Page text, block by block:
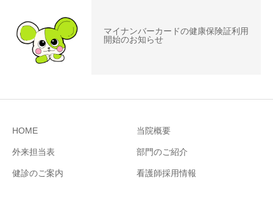
マイナンバーカードの健康保険証利用
開始のお知らせ
HOME 当院概要
外来担当表 部門のご紹介
健診のご案内 看護師採用情報